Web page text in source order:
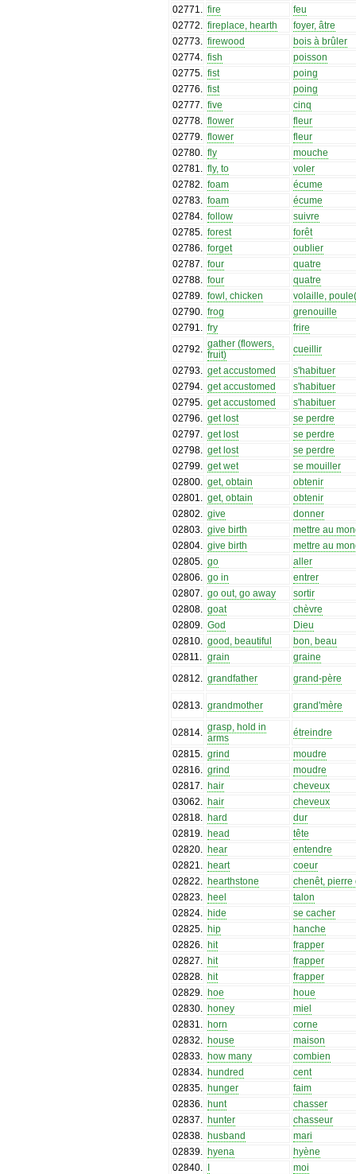
02771 fire
feu
02772
fireplace, hearth
foyer, âtre
02773
firewood
bois à brûler
02774
fish
poisson
02775
fist
poing
02776
fist
poing
02777
five
cinq
02778
flower
fleur
02779
flower
fleur
02780
fly
mouche
02781
fly, to
voler
02782
foam
écume
02783
foam
écume
02784
follow
suivre
02785
forest
forêt
02786
forget
oublier
02787
four
quatre
02788
four
quatre
02789
fowl, chicken
volaille,
02790
frog
grenouille
02791
fry
frire
02792
gather (flowers,
fruit)
cueillir
02793
get accustomed
s'habituer
02794
get accustomed
s'habituer
02795
get accustomed
s'habituer
02796
get lost
se perdre
02797
get lost
se perdre
02798
get lost
se perdre
02799
get wet
se mouiller
02800
get, obtain
obtenir
02801
get, obtain
obtenir
02802
give
donner
02803
give birth
mettre au
02804
give birth
mettre au
02805
go
aller
02806
go in
entrer
02807
go out, go away
sortir
02808
goat
chèvre
02809
God
Dieu
02810
good, beautiful
bon, beau
02811
grain
graine
02812
grandfather grand-père
02813 grandmother grand'mère
02814
grasp, hold in
arms
étreindre
02815
grind
moudre
02816
grind
moudre
02817
hair
cheveux
03062
hair
cheveux
02818
hard
dur
02819
head
tête
02820
hear
entendre
02821
heart
coeur
02822
hearthstone
chenêt, pierre
02823
heel
talon
02824
hide
se cacher
02825
hip
hanche
02826
hit
frapper
02827
hit
frapper
02828
hit
frapper
02829
hoe
houe
02830
honey
miel
02831
horn
corne
02832
house
maison
02833
how many
combien
02834
hundred
cent
02835
hunger
faim
02836
hunt
chasser
02837
hunter
chasseur
02838
husband
mari
02839
hyena
hyène
02840
I
moi